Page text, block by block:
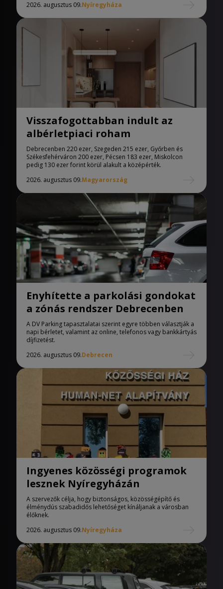
2026. augusztus 09.Nyíregyháza
Visszafogottabban indult az
albérletpiaci roham
Debrecenben 220 ezer, Szegeden 215 ezer, Győrben és
Székesfehérváron 200 ezer, Pécsen 183 ezer, Miskolcon
pedig 130 ezer forint körül alakult a középérték.
2026. augusztus 09.Magyarország
Enyhítette a parkolási gondokat
a zónás rendszer Debrecenben
A DV Parking tapasztalatai szerint egyre többen választják a
napi bérletet, valamint az online, telefonos vagy bankkártyás
díjfizetést.
2026. augusztus 09.Debrecen
Ingyenes közösségi programok
lesznek Nyíregyházán
A szervezők célja, hogy biztonságos, közösségépítő és
élménydús szabadidős lehetőséget kínáljanak a városban
élőknek.
2026. augusztus 09.Nyíregyháza